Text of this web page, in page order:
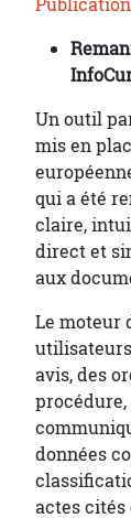
Un outil
mis en
qui a été
claire,
direct et
aux
Le moteur
avis, des
données
actes cités